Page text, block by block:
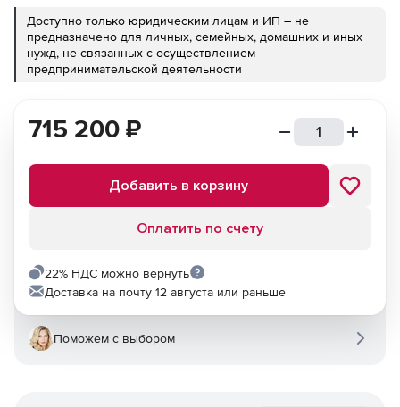
Доступно только юридическим лицам и ИП – не
предназначено для личных, семейных, домашних и иных
нужд, не связанных с осуществлением
предпринимательской деятельности
715 200 ₽
Добавить в корзину
Оплатить по счету
22% НДС можно вернуть
Доставка на почту 12 августа или раньше
Поможем с выбором